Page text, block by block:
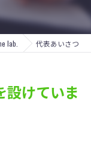
lab. 代表あいさつ
設けていま